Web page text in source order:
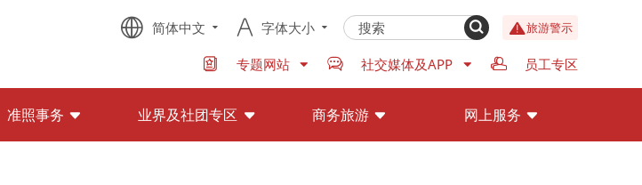
简体中文 字体大小 旅游警示
专题网站 社交媒体及APP 员工专区
准照事务 业界及社团专区 商务旅游 网上服务